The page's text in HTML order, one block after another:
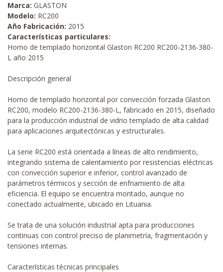
Marca: GLASTON
Modelo: RC200
Año Fabricación: 2015
Características particulares:
Horno de templado horizontal Glaston RC200 RC200-2136-380-
L año 2015
Descripción general
Horno de templado horizontal por convección forzada Glaston
RC200, modelo RC200-2136-380-L, fabricado en 2015, diseñado
para la producción industrial de vidrio templado de alta calidad
para aplicaciones arquitectónicas y estructurales.
La serie RC200 está orientada a líneas de alto rendimiento,
integrando sistema de calentamiento por resistencias eléctricas
con convección superior e inferior, control avanzado de
parámetros térmicos y sección de enfriamiento de alta
eficiencia. El equipo se encuentra montado, aunque no
conectado actualmente, ubicado en Lituania.
Se trata de una solución industrial apta para producciones
continuas con control preciso de planimetría, fragmentación y
tensiones internas.
Características técnicas principales